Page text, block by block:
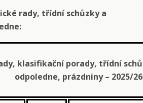
rady, třídní schůzky a
klasifikační porady, třídní
odpoledne, prázdniny– 2025/26